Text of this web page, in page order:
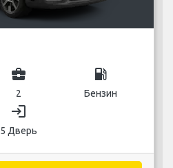
business_center
2
local_gas_station
Бензин
login
5 Дверь